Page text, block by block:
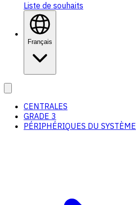
Liste de souhaits
Français
CENTRALES
GRADE 3
PÉRIPHÉRIQUES DU SYSTÈME